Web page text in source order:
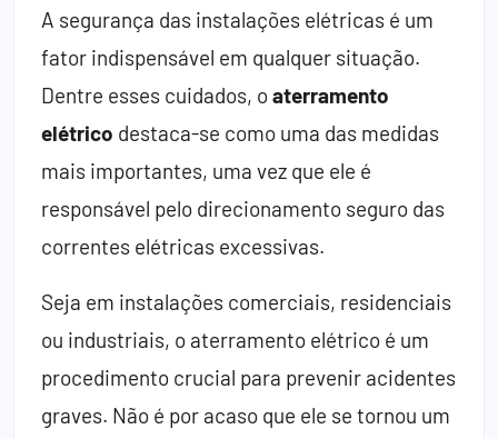
A segurança das instalações elétricas é um
fator indispensável em qualquer situação.
Dentre esses cuidados, oaterramento
elétrico destaca-se como uma das medidas
mais importantes, uma vez que ele é
responsável pelo direcionamento seguro das
correntes elétricas excessivas.
Seja em instalações comerciais, residenciais
ou industriais, o aterramento elétrico é um
procedimento crucial para prevenir acidentes
graves. Não é por acaso que ele se tornou um